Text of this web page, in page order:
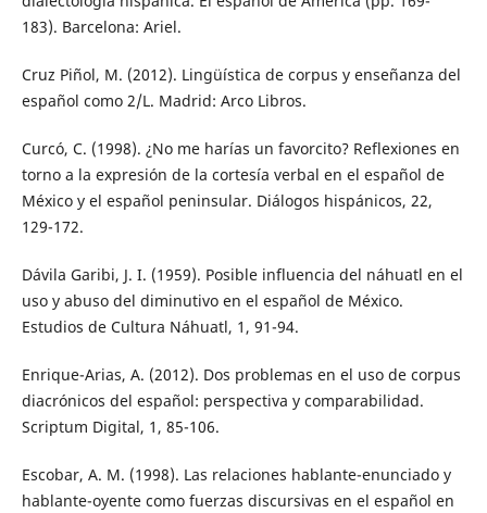
183). Barcelona: Ariel.
Cruz Piñol, M. (2012). Lingüística de corpus y enseñanza del
español como 2/L. Madrid: Arco Libros.
Curcó, C. (1998). ¿No me harías un favorcito? Reflexiones en
torno a la expresión de la cortesía verbal en el español de
México y el español peninsular. Diálogos hispánicos, 22,
129-172.
Dávila Garibi, J. I. (1959). Posible influencia del náhuatl en el
uso y abuso del diminutivo en el español de México.
Estudios de Cultura Náhuatl, 1, 91-94.
Enrique-Arias, A. (2012). Dos problemas en el uso de corpus
diacrónicos del español: perspectiva y comparabilidad.
Scriptum Digital, 1, 85-106.
Escobar, A. M. (1998). Las relaciones hablante-enunciado y
hablante-oyente como fuerzas discursivas en el español en